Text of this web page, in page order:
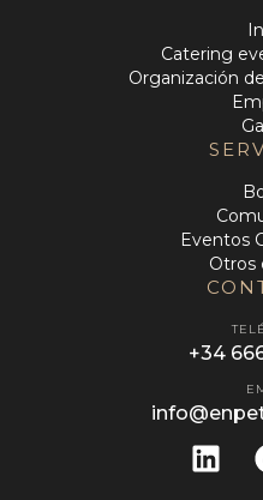
Catering
Organización
Eventos
Otros
+34